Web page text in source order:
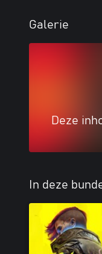
Galerie
Deze
In deze